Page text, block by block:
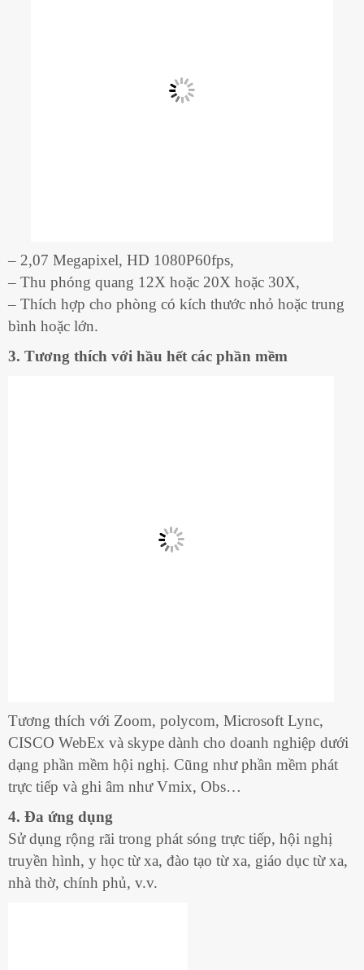
– 2,07 Megapixel, HD 1080P60fps,
– Thu phóng quang 12X hoặc 20X hoặc 30X,
– Thích hợp cho phòng có kích thước nhỏ hoặc trung
bình hoặc lớn.
3. Tương thích với hầu hết các phần mềm
Tương thích với Zoom, polycom, Microsoft Lync,
CISCO WebEx và skype dành cho doanh nghiệp dưới
dạng phần mềm hội nghị. Cũng như phần mềm phát
trực tiếp và ghi âm như Vmix, Obs…
4. Đa ứng dụng
Sử dụng rộng rãi trong phát sóng trực tiếp, hội nghị
truyền hình, y học từ xa, đào tạo từ xa, giáo dục từ xa,
nhà thờ, chính phủ, v.v.